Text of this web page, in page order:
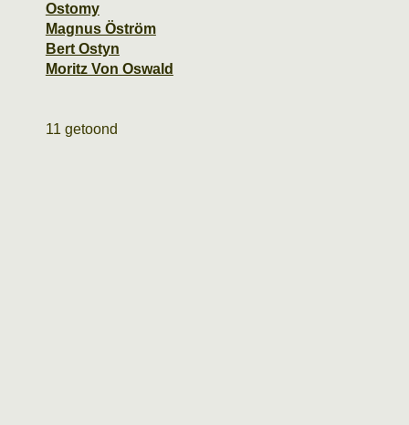
Ostomy
Magnus Öström
Bert Ostyn
Moritz Von Oswald
11 getoond